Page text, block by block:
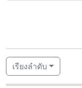
เรียงลำดับ